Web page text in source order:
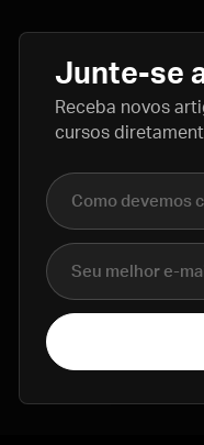
Junte-se
Receba novos
cursos
Nome completo
E-mail